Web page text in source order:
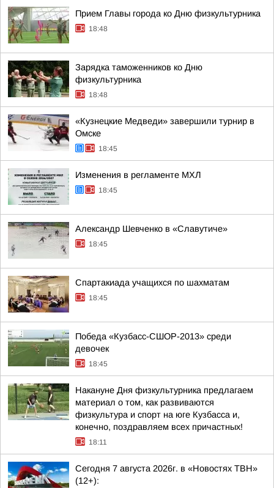
Прием Главы города ко Дню физкультурника
18:48
Зарядка таможенников ко Дню
физкультурника
18:48
«Кузнецкие Медведи» завершили турнир в
Омске
18:45
Изменения в регламенте МХЛ
18:45
Александр Шевченко в «Славутиче»
18:45
Спартакиада учащихся по шахматам
18:45
Победа «Кузбасс-СШОР-2013» среди
девочек
18:45
Накануне Дня физкультурника предлагаем
материал о том, как развиваются
физкультура и спорт на юге Кузбасса и,
конечно, поздравляем всех причастных!
18:11
Сегодня 7 августа 2026г. в «Новостях ТВН»
(12+):